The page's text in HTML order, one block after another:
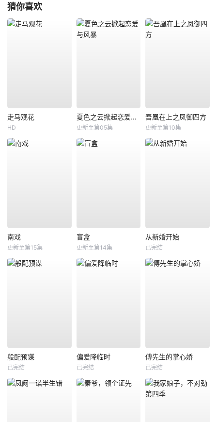
猜你喜欢
走马观花
HD
夏色之云掀起恋爱与风暴
更新至第05集
吾凰在上之凤御四方
更新至第10集
南戏
更新至第15集
盲盒
更新至第14集
从新婚开始
已完结
般配预谋
已完结
偏爱降临时
已完结
傅先生的掌心娇
已完结